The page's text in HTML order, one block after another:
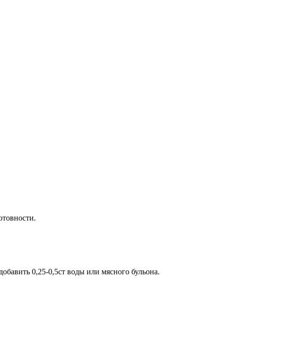
0,25-0,5ст воды или мясного бульона.